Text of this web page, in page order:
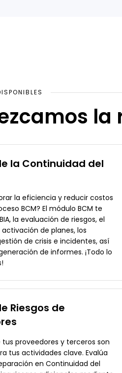
la Continuidad del
la eficiencia y reducir costos
BCM? El módulo BCM te
la evaluación de riesgos, el
de planes, los
de crisis e incidentes, así
de informes. ¡Todo lo
Riesgos de
tus proveedores y terceros son
tus actividades clave. Evalúa
en Continuidad del